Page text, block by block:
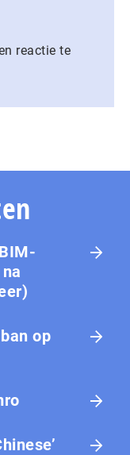
reactie te
op